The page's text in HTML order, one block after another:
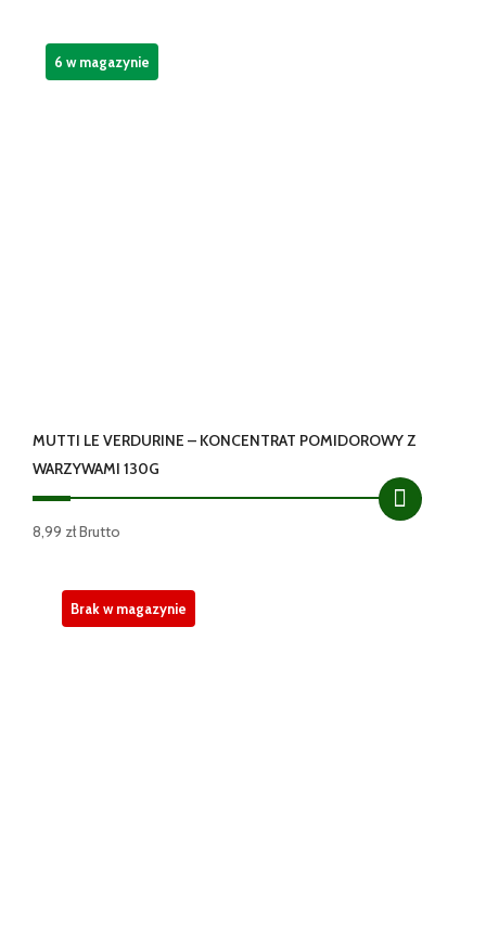
MUTTI LE VERDURINE – KONCENTRAT POMIDOROWY Z
WARZYWAMI 130G
8,99 złBrutto
6 w magazynie
Brak w magazynie